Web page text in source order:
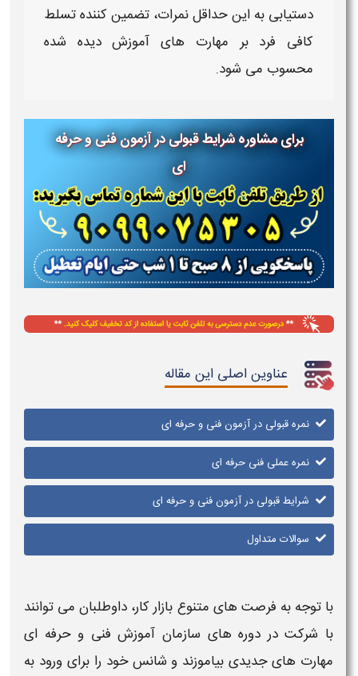
دستیابی به اینحداقل نمرات، تضمین‌ کننده تسلط
کافی فرد بر مهارت‌ های آموزش‌ دیده شده
محسوب می‌ شود.
برای مشاوره شرایط قبولی در آزمون فنی و حرفه
ای
عناوین اصلی این مقاله
نمره قبولی در آزمون فنی و حرفه ای
نمره عملی فنی حرفه ای
شرایط قبولی در آزمون فنی و حرفه ای
سوالات متداول
با توجه به فرصت‌ های متنوع بازار کار، داوطلبان می‌ توانند
با شرکت در دوره‌ های سازمان آموزش فنی و حرفه‌ ای
مهارت‌ های جدیدی بیاموزند و شانس خود را برای ورود به